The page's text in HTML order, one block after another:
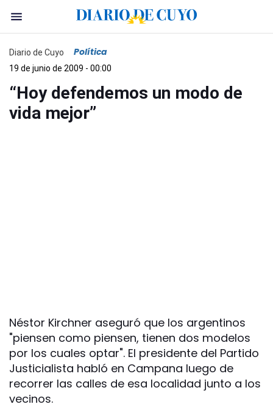
Diario de Cuyo Política
19 de junio de 2009 - 00:00
“Hoy defendemos un modo de
vida mejor”
Néstor Kirchner aseguró que los argentinos
"piensen como piensen, tienen dos modelos
por los cuales optar". El presidente del Partido
Justicialista habló en Campana luego de
recorrer las calles de esa localidad junto a los
vecinos.